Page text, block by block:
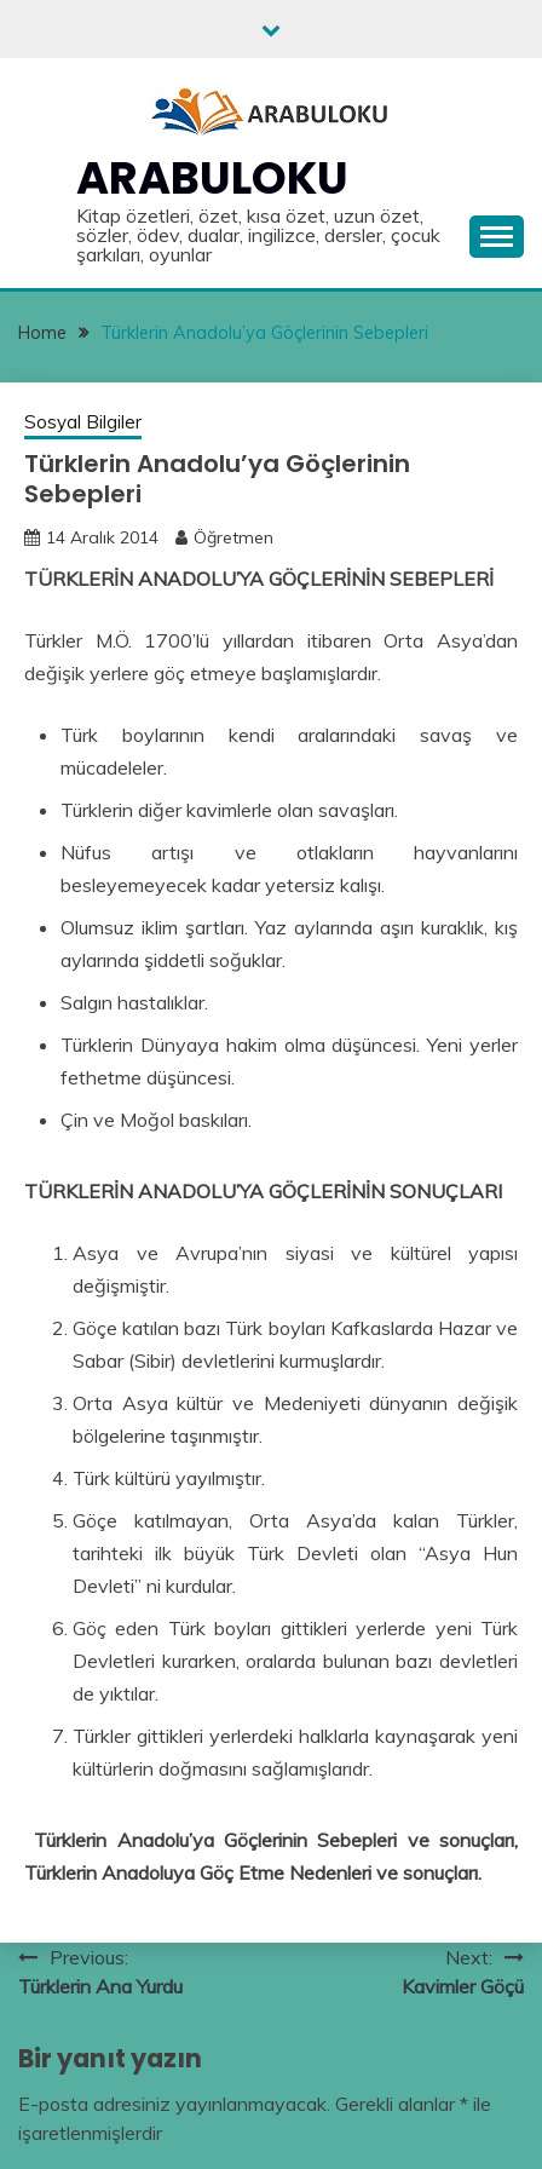
ARABULOKU
Kitap özetleri, özet, kısa özet, uzun özet,
sözler, ödev, dualar, ingilizce, dersler, çocuk
şarkıları, oyunlar
Home Türklerin Anadolu’ya Göçlerinin Sebepleri
Sosyal Bilgiler
Türklerin Anadolu’ya Göçlerinin
Sebepleri
14 Aralık 2014 Öğretmen
TÜRKLERİN ANADOLU’YA GÖÇLERİNİN SEBEPLERİ
Türkler M.Ö. 1700’lü yıllardan itibaren Orta Asya’dan
değişik yerlere göç etmeye başlamışlardır.
Türk boylarının kendi aralarındaki savaş ve
mücadeleler.
Türklerin diğer kavimlerle olan savaşları.
Nüfus artışı ve otlakların hayvanlarını
besleyemeyecek kadar yetersiz kalışı.
Olumsuz iklim şartları. Yaz aylarında aşırı kuraklık, kış
aylarında şiddetli soğuklar.
Salgın hastalıklar.
Türklerin Dünyaya hakim olma düşüncesi. Yeni yerler
fethetme düşüncesi.
Çin ve Moğol baskıları.
TÜRKLERİN ANADOLU’YA GÖÇLERİNİN SONUÇLARI
Asya ve Avrupa’nın siyasi ve kültürel yapısı
değişmiştir.
Göçe katılan bazı Türk boyları Kafkaslarda Hazar ve
Sabar (Sibir) devletlerini kurmuşlardır.
Orta Asya kültür ve Medeniyeti dünyanın değişik
bölgelerine taşınmıştır.
Türk kültürü yayılmıştır.
Göçe katılmayan, Orta Asya’da kalan Türkler,
tarihteki ilk büyük Türk Devleti olan “Asya Hun
Devleti” ni kurdular.
Göç eden Türk boyları gittikleri yerlerde yeni Türk
Devletleri kurarken, oralarda bulunan bazı devletleri
de yıktılar.
Türkler gittikleri yerlerdeki halklarla kaynaşarak yeni
kültürlerin doğmasını sağlamışlarıdr.
Türklerin Anadolu’ya Göçlerinin Sebepleri ve sonuçları,
Türklerin Anadoluya Göç Etme Nedenleri ve sonuçları.
Yazı
gezinmesi
Previous:
Türklerin Ana Yurdu
Next:
Kavimler Göçü
Bir yanıt yazın
E-posta adresiniz yayınlanmayacak. Gerekli alanlar* ile
işaretlenmişlerdir